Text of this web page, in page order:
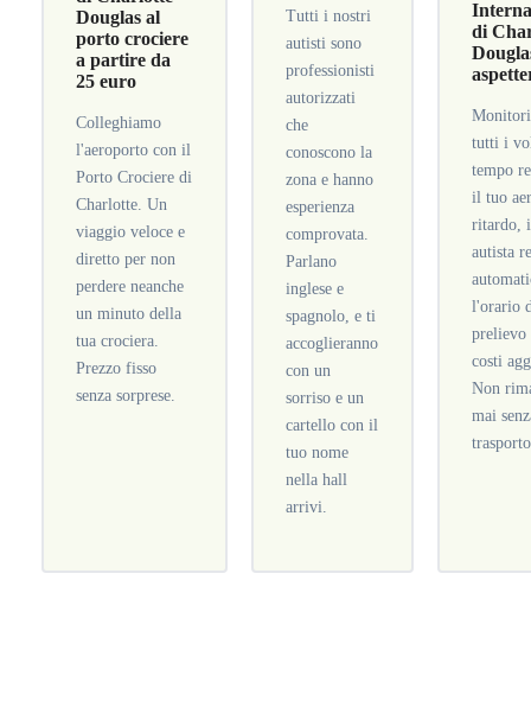
Douglas al
porto crociere
a partire da
25 euro
Colleghiamo
l'aeroporto con il
Porto Crociere di
Charlotte. Un
viaggio veloce e
diretto per non
perdere neanche
un minuto della
tua crociera.
Prezzo fisso
senza sorprese.
Tutti i nostri
autisti sono
professionisti
autorizzati
che
conoscono la
zona e hanno
esperienza
comprovata.
Parlano
inglese e
spagnolo, e ti
accoglieranno
con un
sorriso e un
cartello con il
tuo nome
nella hall
arrivi.
di
tutti i
tempo
il tuo
ritardo,
autista
l'orario
prelievo
costi
Non
mai